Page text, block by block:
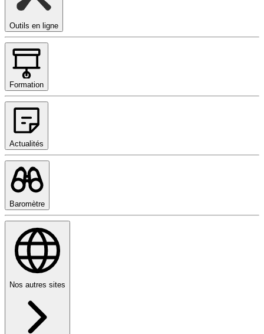
Outils en ligne
Formation
Actualités
Baromètre
Nos autres sites